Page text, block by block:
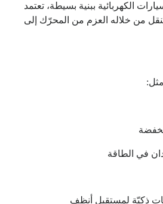
الكهربائية ببنية بسيطة، تعتمد
من خلاله العزم من المحرّك إلى
في الطاقة
ذكيّة لمستقبل أنظف